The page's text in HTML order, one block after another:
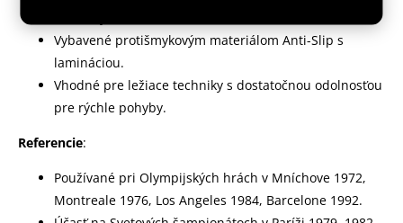
Vybavené protišmykovým materiálom Anti-Slip s
lamináciou.
Vhodné pre ležiace techniky s dostatočnou odolnosťou
pre rýchle pohyby.
Referencie:
Používané pri Olympijských hrách v Mníchove 1972,
Montreale 1976, Los Angeles 1984, Barcelone 1992.